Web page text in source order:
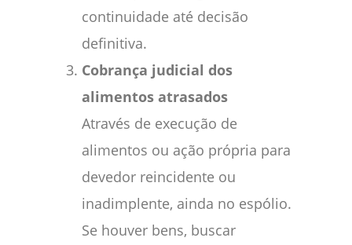
continuidade até decisão
definitiva.
Cobrança judicial dos
alimentos atrasados
Através de execução de
alimentos ou ação própria para
devedor reincidente ou
inadimplente, ainda no espólio.
Se houver bens, buscar